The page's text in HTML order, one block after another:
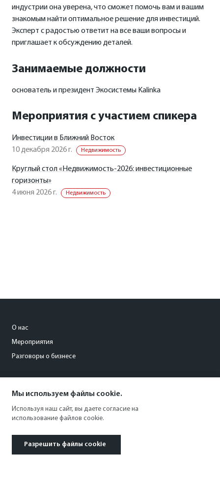
индустрии она уверена, что сможет помочь вам и вашим
знакомым найти оптимальное решение для инвестиций.
Эксперт с радостью ответит на все ваши вопросы и
приглашает к обсуждению деталей.
Занимаемые должности
основатель и президент Экосистемы Kalinka
Мероприятия с участием спикера
Инвестиции в Ближний Восток
10 декабря 2026 г.
Недвижимость
Круглый стол «Недвижимость-2026: инвестиционные
горизонты»
4 июня 2026 г.
Недвижимость
О нас
Мероприятия
Разговоры о бизнесе
+7 (495) 797-69-70
Мы используем файлы cookie.
Используя наш сайт, вы даете согласие на
использование файлов cookie.
Разрешить файлы cookie